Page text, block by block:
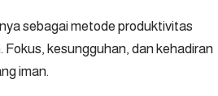
sebagai metode produktivitas
Fokus, kesungguhan, dan kehadiran
iman.